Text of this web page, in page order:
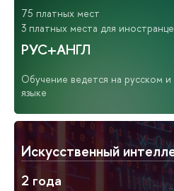
75 платных мест
3 платных места для
РУС+АНГЛ
Обучение ведется на русском
языке
Искусственный
2 года